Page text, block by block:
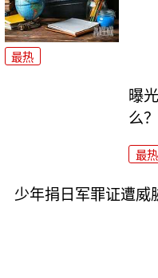
最热
曝
么？
最热
少年捐日军罪证遭威